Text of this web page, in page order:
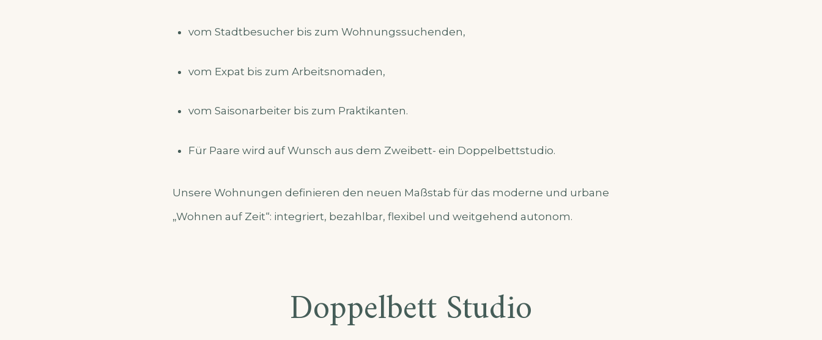
vom Stadtbesucher bis zum Wohnungssuchenden,
vom Expat bis zum Arbeitsnomaden,
vom Saisonarbeiter bis zum Praktikanten.
Für Paare wird auf Wunsch aus dem Zweibett- ein Doppelbettstudio.
Unsere Wohnungen definieren den neuen Maßstab für das moderne und urbane
„Wohnen auf Zeit“: integriert, bezahlbar, flexibel und weitgehend autonom.
Doppelbett Studio